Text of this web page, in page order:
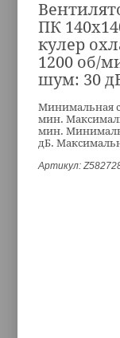
ПК
кулер
1200 об/
шум: 30
Минимальная
мин.
мин.
дБ.
Артикул: